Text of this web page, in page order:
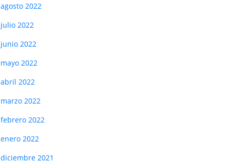
agosto 2022
julio 2022
junio 2022
mayo 2022
abril 2022
marzo 2022
febrero 2022
enero 2022
diciembre 2021